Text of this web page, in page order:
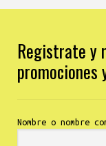
Registrate y
promociones
Nombre o nombre